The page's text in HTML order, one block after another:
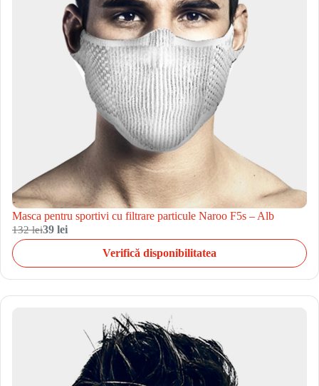
Masca pentru sportivi cu filtrare particule Naroo F5s – Alb
132 lei39 lei
Verifică disponibilitatea